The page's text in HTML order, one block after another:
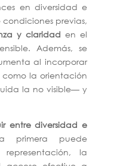
en diversidad e
previas,
y claridad en el
Además, se
al incorporar
la orientación
la no visible— y
entre diversidad e
primera puede
la